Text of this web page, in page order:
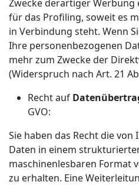
Zwecke derartiger Werbung
für das Profiling, soweit es
in Verbindung steht. Wenn
Ihre personenbezogenen
mehr zum Zwecke der
(Widerspruch nach Art. 21
Recht auf
GVO:
Sie haben das Recht die
Daten in einem
maschinenlesbaren Format
zu erhalten. Eine